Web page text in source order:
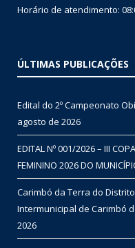
Horário de atendimento:
ÚLTIMAS PUBLICAÇÕES
Edital do 2º Campeonato
agosto de 2026
EDITAL Nº 001/2026 – III
FEMININO 2026 DO
Carimbó da Terra do
Intermunicipal de Carimbó
2026